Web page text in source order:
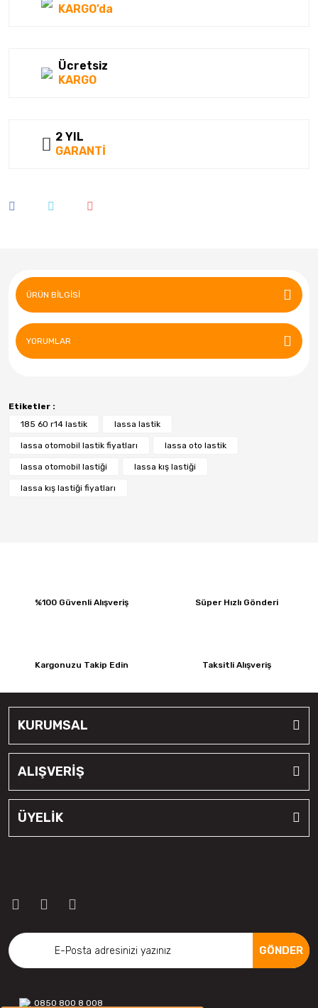
KARGO’da
Ücretsiz
KARGO
2 YIL
GARANTİ
ÜRÜN BILGISI
YORUMLAR
Etiketler :
185 60 r14 lastik
lassa lastik
lassa otomobil lastik fiyatları lassa oto lastik
lassa otomobil lastiği lassa kış lastiği
lassa kış lastiği fiyatları
%100 Güvenli Alışveriş Süper Hızlı Gönderi
Kargonuzu Takip Edin Taksitli Alışveriş
KURUMSAL
ALIŞVERİŞ
ÜYELİK
GÖNDER
0850 800 8 008